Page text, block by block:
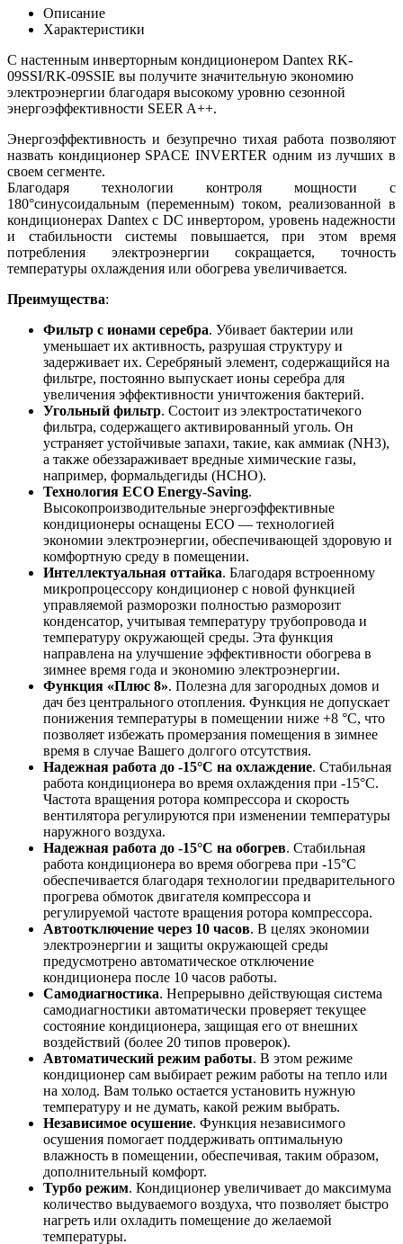
Описание
Характеристики
С настенным инверторным кондиционером Dantex RK-
09SSI/RK-09SSIЕ вы получите значительную экономию
электроэнергии благодаря высокому уровню сезонной
энергоэффективности SEER A++.
Энергоэффективность и безупречно тихая работа позволяют
назвать кондиционер SPACE INVERTER одним из лучших в
своем сегменте.
Благодаря технологии контроля мощности с
180°синусоидальным (переменным) током, реализованной в
кондиционерах Dantex с DC инвертором, уровень надежности
и стабильности системы повышается, при этом время
потребления электроэнергии сокращается, точность
температуры охлаждения или обогрева увеличивается.
Преимущества:
Фильтр с ионами серебра. Убивает бактерии или
уменьшает их активность, разрушая структуру и
задерживает их. Серебряный элемент, содержащийся на
фильтре, постоянно выпускает ионы серебра для
увеличения эффективности уничтожения бактерий.
Угольный фильтр. Состоит из электростатичекого
фильтра, содержащего активированный уголь. Он
устраняет устойчивые запахи, такие, как аммиак (NH3),
а также обеззараживает вредные химические газы,
например, формальдегиды (НСНО).
Технология ECO Energy-Saving.
Высокопроизводительные энергоэффективные
кондиционеры оснащены ECO — технологией
экономии электроэнергии, обеспечивающей здоровую и
комфортную среду в помещении.
Интеллектуальная оттайка. Благодаря встроенному
микропроцессору кондиционер с новой функцией
управляемой разморозки полностью разморозит
конденсатор, учитывая температуру трубопровода и
температуру окружающей среды. Эта функция
направлена на улучшение эффективности обогрева в
зимнее время года и экономию электроэнергии.
Функция «Плюс 8». Полезна для загородных домов и
дач без центрального отопления. Функция не допускает
понижения температуры в помещении ниже +8 °C, что
позволяет избежать промерзания помещения в зимнее
время в случае Вашего долгого отсутствия.
Надежная работа до -15°C на охлаждение. Стабильная
работа кондиционера во время охлаждения при -15°C.
Частота вращения ротора компрессора и скорость
вентилятора регулируются при изменении температуры
наружного воздуха.
Надежная работа до -15°C на обогрев. Стабильная
работа кондиционера во время обогрева при -15°C
обеспечивается благодаря технологии предварительного
прогрева обмоток двигателя компрессора и
регулируемой частоте вращения ротора компрессора.
Автоотключение через 10 часов. В целях экономии
электроэнергии и защиты окружающей среды
предусмотрено автоматическое отключение
кондиционера после 10 часов работы.
Самодиагностика. Непрерывно действующая система
самодиагностики автоматически проверяет текущее
состояние кондиционера, защищая его от внешних
воздействий (более 20 типов проверок).
Автоматический режим работы. В этом режиме
кондиционер сам выбирает режим работы на тепло или
на холод. Вам только остается установить нужную
температуру и не думать, какой режим выбрать.
Независимое осушение. Функция независимого
осушения помогает поддерживать оптимальную
влажность в помещении, обеспечивая, таким образом,
дополнительный комфорт.
Турбо режим. Кондиционер увеличивает до максимума
количество выдуваемого воздуха, что позволяет быстро
нагреть или охладить помещение до желаемой
температуры.